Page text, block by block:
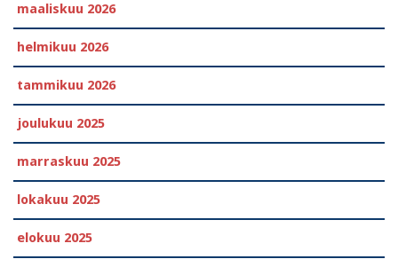
maaliskuu 2026
helmikuu 2026
tammikuu 2026
joulukuu 2025
marraskuu 2025
lokakuu 2025
elokuu 2025